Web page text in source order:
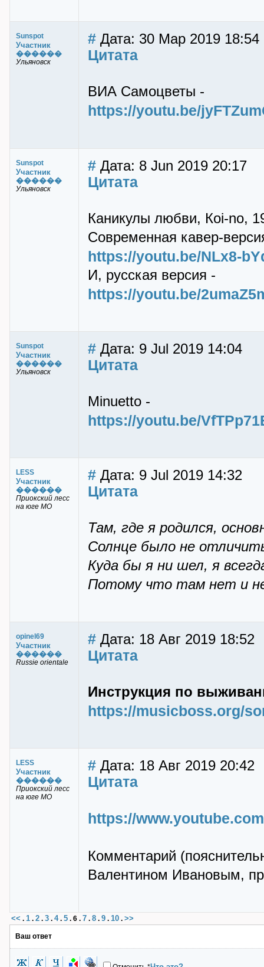
Sunspot
Участник
������
Ульяновск
# Дата: 30 Мар 2019 18:54
Цитата
ВИА Самоцветы -
https://youtu.be/
Sunspot
Участник
������
Ульяновск
# Дата: 8 Jun 2019 20:17
Цитата
Каникулы любви, Коi-no,
Современная кавер-
https://youtu.be/NLx8-
И, русская версия -
https://youtu.be/
Sunspot
Участник
������
Ульяновск
# Дата: 9 Jul 2019 14:04
Цитата
Minuetto -
https://youtu.be/
LESS
Участник
������
Приокский лесс
на юге МО
# Дата: 9 Jul 2019 14:32
Цитата
Там, где я родился,
Солнце было не
Куда бы я ни шел, я
Потому что там нет и
opinel69
Участник
������
Russie orientale
# Дата: 18 Авг 2019 18:52
Цитата
Инструкция по
https://musicboss.org/
LESS
Участник
������
Приокский лесс
на юге МО
# Дата: 18 Авг 2019 20:42
Цитата
https://
Комментарий
Валентином Ивановым,
<< . 1 . 2 . 3 . 4. 5 . 6 . 7 . 8 . 9 . 10 . >>
Ваш ответ